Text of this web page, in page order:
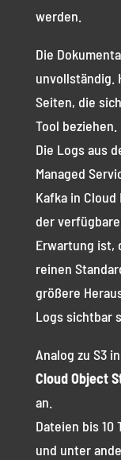
werden.
Die
unvollständig.
Seiten, die
Tool beziehen.
Die Logs aus
Managed
Kafka in
der
Erwartung ist,
reinen
größere
Logs sichtbar
Analog zu S3
Cloud Object
an.
Dateien bis
und unter